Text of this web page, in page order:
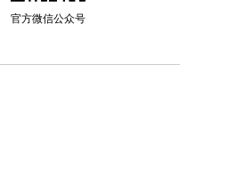
官方微信公众号